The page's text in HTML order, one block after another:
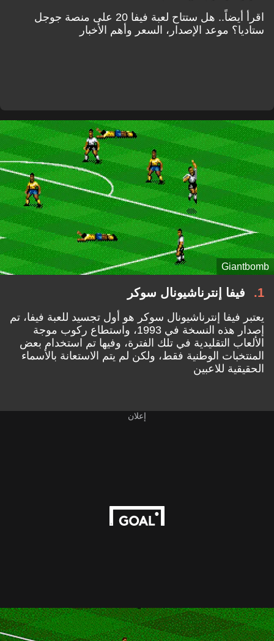
اقرأ أيضاً..
هل ستتاح لعبة فيفا 20 على منصة جوجل
ستاديا؟ موعد الإصدار، السعر وأهم الأخبار
Giantbomb
1 فيفا إنترناشيونال سوكر
يعتبر فيفا إنترناشيونال سوكر هو أول تجسيد للعبة فيفا، تم
إصدار هذه النسخة في 1993، واستطاع ركوب موجة
الألعاب التقليدية في تلك الفترة، وفيها تم استخدام بعض
المنتخبات الوطنية فقط، ولكن لم يتم الاستعانة بالأسماء
الحقيقية للاعبين
إعلان